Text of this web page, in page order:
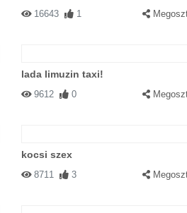
16643 1
lada limuzin taxi!
9612 0
kocsi szex
8711 3